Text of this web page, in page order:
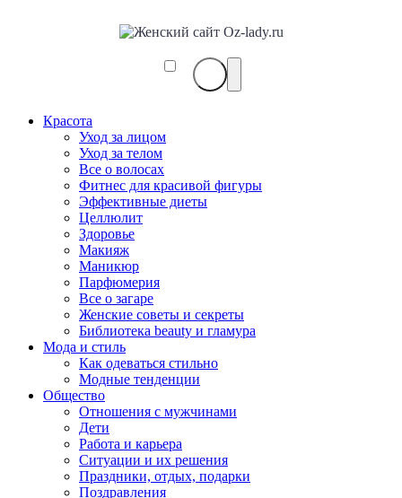
Красота
Уход за лицом
Уход за телом
Все о волосах
Фитнес для красивой фигуры
Эффективные диеты
Целлюлит
Здоровье
Макияж
Маникюр
Парфюмерия
Все о загаре
Женские советы и секреты
Библиотека beauty и гламура
Мода и стиль
Как одеваться стильно
Модные тенденции
Общество
Отношения с мужчинами
Дети
Работа и карьера
Ситуации и их решения
Праздники, отдых, подарки
Поздравления